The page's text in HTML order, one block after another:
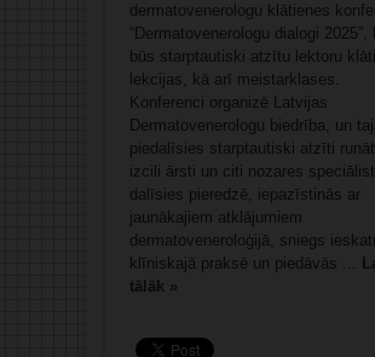
dermatovenerologu klātienes
“Dermatovenerologu dialogi 2025”,
būs starptautiski atzītu lektoru
lekcijas, kā arī meistarklases.
Konferenci organizē Latvijas
Dermatovenerologu biedrība, un
piedalīsies starptautiski atzīti
izcili ārsti un citi nozares
dalīsies pieredzē, iepazīstinās ar
jaunākajiem atklājumiem
dermatoveneroloģijā, sniegs
klīniskajā praksē un piedāvās ...
tālāk »